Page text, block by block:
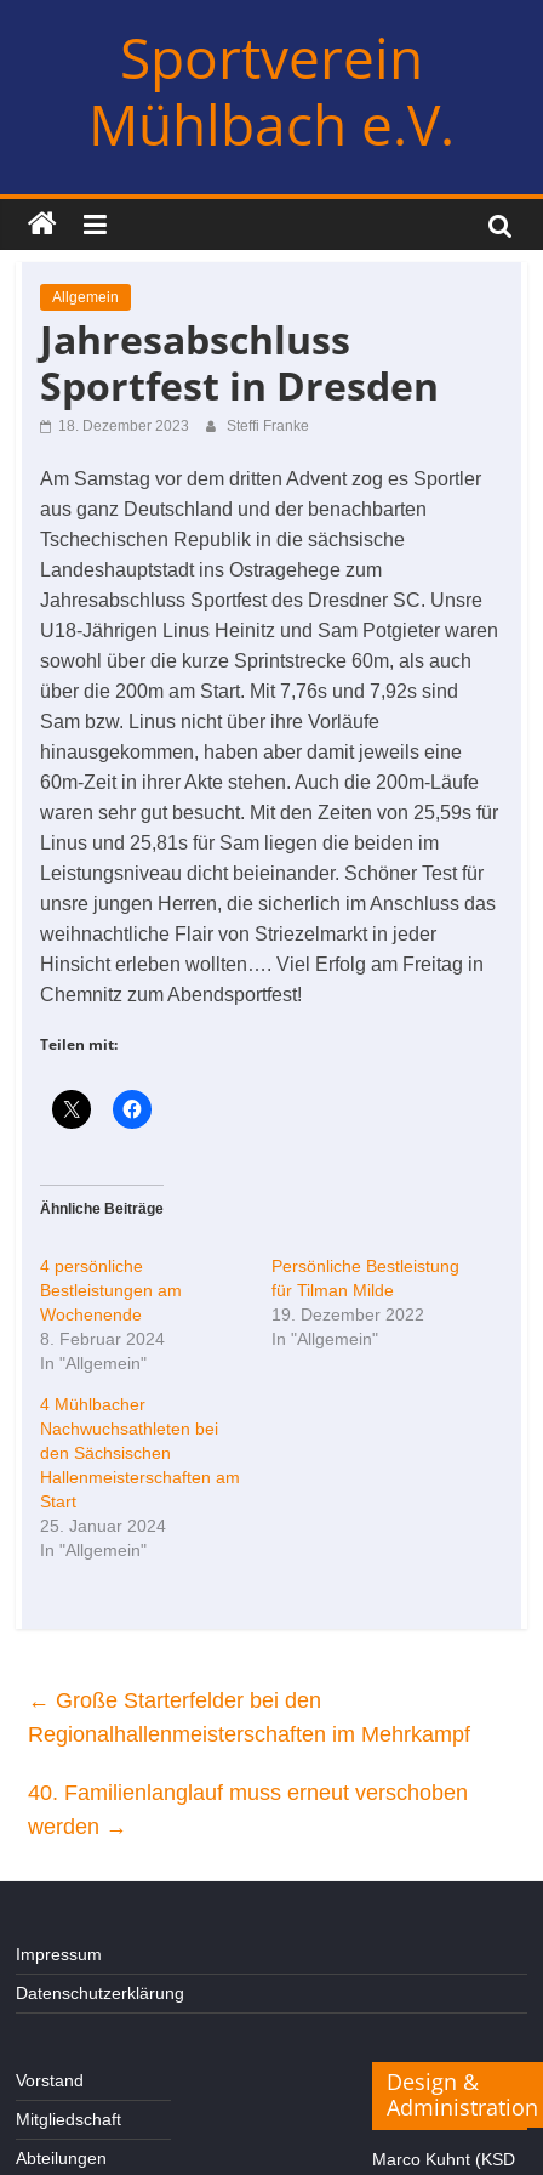
Sportverein
Mühlbach e.V.
Allgemein
Jahresabschluss
Sportfest in Dresden
18. Dezember 2023 Steffi Franke
Am Samstag vor dem dritten Advent zog es Sportler
aus ganz Deutschland und der benachbarten
Tschechischen Republik in die sächsische
Landeshauptstadt ins Ostragehege zum
Jahresabschluss Sportfest des Dresdner SC. Unsre
U18-Jährigen Linus Heinitz und Sam Potgieter waren
sowohl über die kurze Sprintstrecke 60m, als auch
über die 200m am Start. Mit 7,76s und 7,92s sind
Sam bzw. Linus nicht über ihre Vorläufe
hinausgekommen, haben aber damit jeweils eine
60m-Zeit in ihrer Akte stehen. Auch die 200m-Läufe
waren sehr gut besucht. Mit den Zeiten von 25,59s für
Linus und 25,81s für Sam liegen die beiden im
Leistungsniveau dicht beieinander. Schöner Test für
unsre jungen Herren, die sicherlich im Anschluss das
weihnachtliche Flair von Striezelmarkt in jeder
Hinsicht erleben wollten…. Viel Erfolg am Freitag in
Chemnitz zum Abendsportfest!
Teilen mit:
Ähnliche Beiträge
4 persönliche
Bestleistungen am
Wochenende
8. Februar 2024
In "Allgemein"
Persönliche Bestleistung
für Tilman Milde
19. Dezember 2022
In "Allgemein"
4 Mühlbacher
Nachwuchsathleten bei
den Sächsischen
Hallenmeisterschaften am
Start
25. Januar 2024
In "Allgemein"
← Große Starterfelder bei den
Regionalhallenmeisterschaften im Mehrkampf
40. Familienlanglauf muss erneut verschoben
werden →
Impressum
Datenschutzerklärung
Vorstand
Mitgliedschaft
Abteilungen
Design &
Administration
Marco Kuhnt (KSD